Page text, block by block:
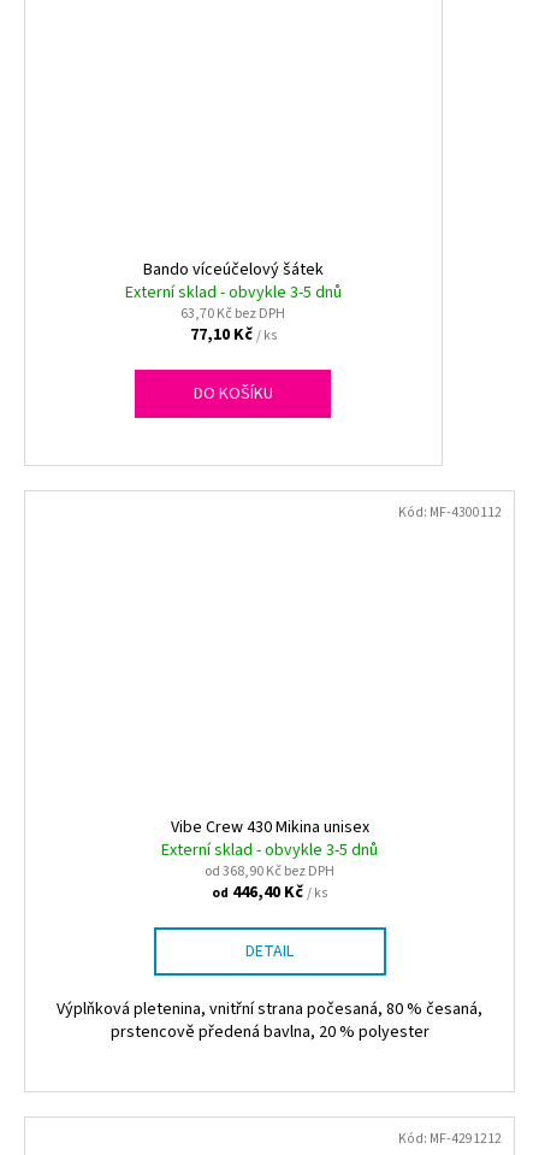
Bando víceúčelový šátek
Externí sklad - obvykle 3-5 dnů
63,70 Kč bez DPH
77,10 Kč/ ks
DO KOŠÍKU
Vibe Crew 430 Mikina unisex
Externí sklad - obvykle 3-5 dnů
od 368,90 Kč bez DPH
od 446,40 Kč/ ks
DETAIL
Výplňková pletenina, vnitřní strana počesaná, 80 % česaná,
prstencově předená bavlna, 20 % polyester
Kód: MF-4300112
Kód: MF-4291212